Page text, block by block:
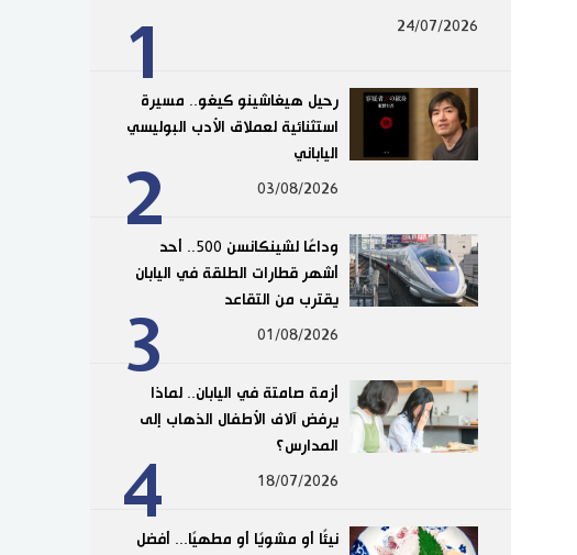
1 24/07/2026
2
رحيل هيغاشينو كيغو.. مسيرة
استثنائية لعملاق الأدب البوليسي
الياباني
03/08/2026
3
وداعًا لشينكانسن 500.. أحد
أشهر قطارات الطلقة في اليابان
يقترب من التقاعد
01/08/2026
4
أزمة صامتة في اليابان.. لماذا
يرفض آلاف الأطفال الذهاب إلى
المدارس؟
18/07/2026
نيئًا أو مشويًا أو مطهيًا... أفضل